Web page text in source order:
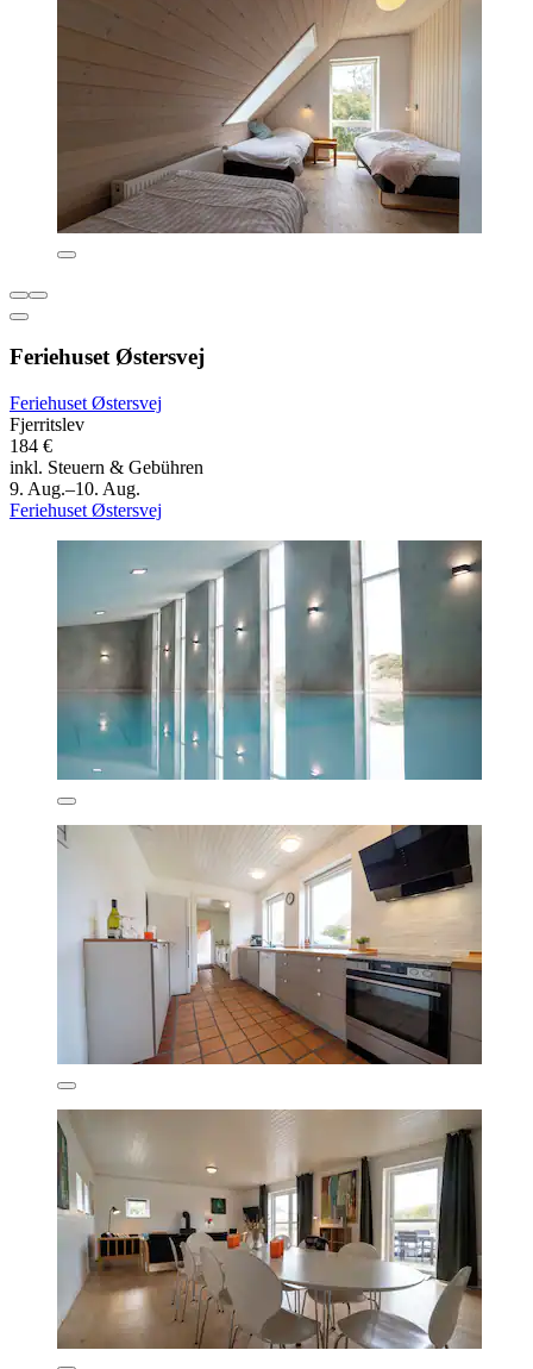
Feriehuset Østersvej
Feriehuset Østersvej
Fjerritslev
184 €
inkl. Steuern & Gebühren
9. Aug.–10. Aug.
Feriehuset Østersvej